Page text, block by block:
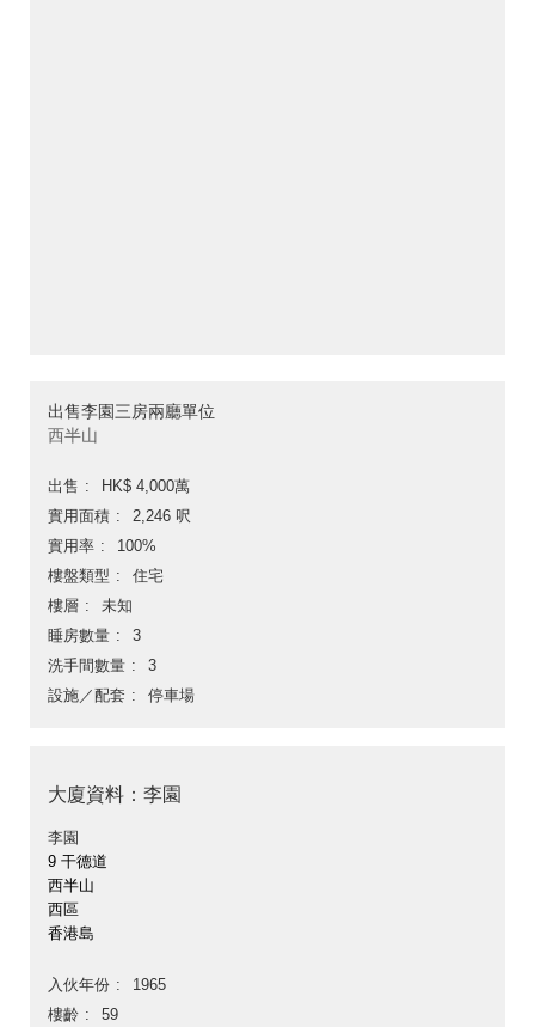
出售李園三房兩廳單位
西半山
出售
HK$ 4,000萬
實用面積
2,246 呎
實用率
100%
樓盤類型
住宅
樓層
未知
睡房數量
3
洗手間數量
3
設施／配套
停車場
大廈資料：李園
李園
9 干德道
西半山
西區
香港島
入伙年份
1965
樓齡
59